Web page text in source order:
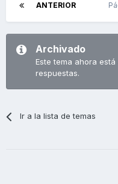
ANTERIOR
Archivado
Este tema ahora
respuestas.
Ir a la lista de temas